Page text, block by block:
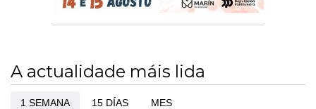
A actualidade máis lida
1 SEMANA 15 DÍAS MES